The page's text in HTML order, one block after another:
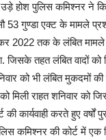
होश पुलिस कमिश्नर ने
53 गुण्डा एक्ट के मामले
2022 तक के लंबित मामले
तहत लंबित वादों को
को भी लंबित मुकदमों
को मिली राहत शनिवार
कार्यवाही करते हुए वर्षों
कमिश्नर की कोर्ट में एक
Kabra) अक्सर अपने ट्विटर